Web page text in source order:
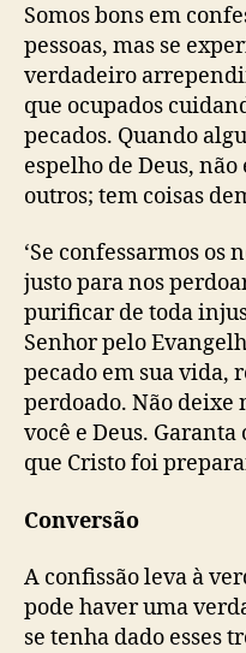
Somos bons em
pessoas, mas se
verdadeiro
que ocupados
pecados. Quando
espelho de Deus,
outros; tem coisas
‘Se confessarmos os
justo para nos
purificar de toda
Senhor pelo
pecado em sua vida,
perdoado. Não
você e Deus.
que Cristo foi
Conversão
A confissão leva à
pode haver uma
se tenha dado esses